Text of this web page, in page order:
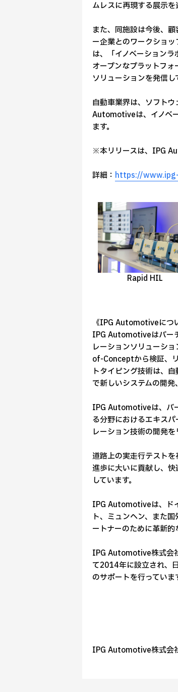
ムレスに再現する展示
また、同施設は今後、
ー企業とのワークショ
は、「イノベーション
オープンなプラットフ
ソリューションを発信し
自動車業界は、ソフト
Automotiveは、イノベ
ます。
※本リリースは、IPG
詳細： https://
Rapid HIL
《IPG Automotiveにつ
IPG Automotiveはバー
レーションソリューシ
of-Conceptから検証、
トタイピング技術は、
で新しいシステムの開発
IPG Automotiveは、バ
る分野におけるエキス
レーション技術の開発を
道路上の実走行テスト
進歩に大いに貢献し、
しています。
IPG Automotiveは、ド
ト、ミュンヘン、また
ートナーのために革新的
IPG Automotive株式会
て2014年に設立され、
のサポートを行っていま
IPG Automotive株式会